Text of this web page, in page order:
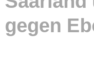
gegen